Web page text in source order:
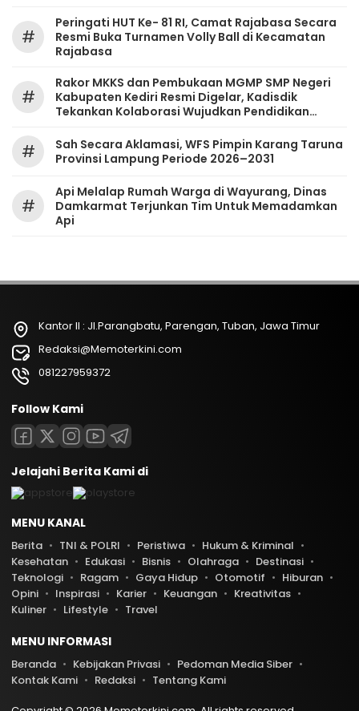
#
Peringati HUT Ke- 81 RI, Camat Rajabasa Secara
Resmi Buka Turnamen Volly Ball di Kecamatan
Rajabasa
#
Rakor MKKS dan Pembukaan MGMP SMP Negeri
Kabupaten Kediri Resmi Digelar, Kadisdik
Tekankan Kolaborasi Wujudkan Pendidikan
#
Sah Secara Aklamasi, WFS Pimpin Karang Taruna
Provinsi Lampung Periode 2026–2031
#
Api Melalap Rumah Warga di Wayurang, Dinas
Damkarmat Terjunkan Tim Untuk Memadamkan
Api
Kantor II : Jl.Parangbatu, Parengan, Tuban, Jawa Timur
Redaksi@Memoterkini.com
081227959372
Follow Kami
Jelajahi Berita Kami di
MENU KANAL
Berita TNI & POLRI Peristiwa
Hukum & Kriminal
Kesehatan
Edukasi Bisnis Olahraga
Destinasi
Teknologi
Ragam Gaya Hidup Otomotif
Hiburan
Opini
Inspirasi Karier Keuangan
Kreativitas
Kuliner
Lifestyle Travel
MENU INFORMASI
Beranda Kebijakan Privasi
Pedoman Media Siber
Kontak Kami
Redaksi
Tentang Kami